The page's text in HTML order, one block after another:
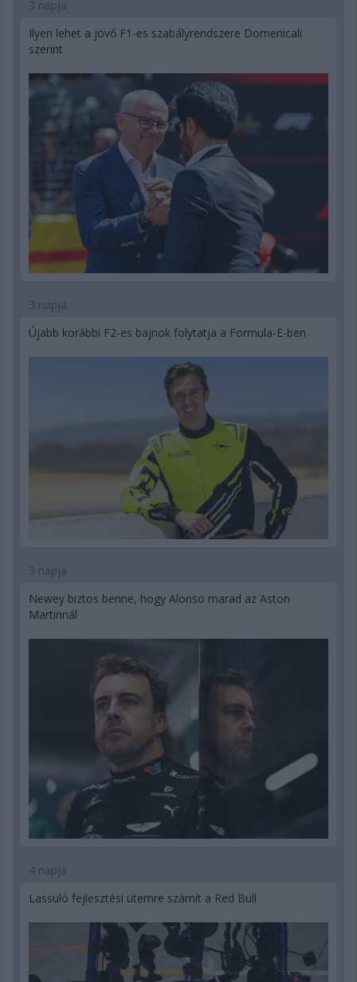
3 napja
Ilyen lehet a jövő F1-es szabályrendszere Domenicali
szerint
3 napja
Újabb korábbi F2-es bajnok folytatja a Formula-E-ben
3 napja
Newey biztos benne, hogy Alonso marad az Aston
Martinnál
4 napja
Lassuló fejlesztési ütemre számít a Red Bull